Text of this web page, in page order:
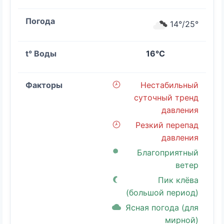
14°/25°
16°C
Нестабильный
суточный тренд
давления
Резкий перепад
давления
Благоприятный
ветер
Пик клёва
(большой период)
Ясная погода (для
мирной)